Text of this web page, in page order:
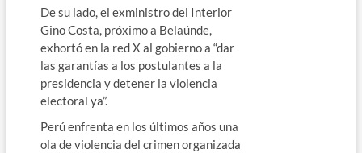
De su lado, el exministro del Interior
Gino Costa, próximo a Belaúnde,
exhortó en la red X al gobierno a “dar
las garantías a los postulantes a la
presidencia y detener la violencia
electoral ya”.
Perú enfrenta en los últimos años una
ola de violencia del crimen organizada